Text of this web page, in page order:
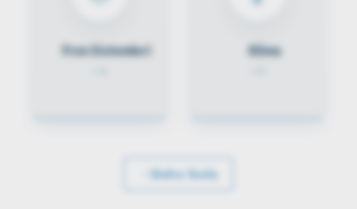
Fren Sistemleri Klima
Daha fazla